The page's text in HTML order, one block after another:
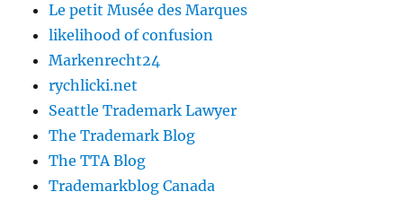
Le petit Musée des Marques
likelihood of confusion
Markenrecht24
rychlicki.net
Seattle Trademark Lawyer
The Trademark Blog
The TTA Blog
Trademarkblog Canada